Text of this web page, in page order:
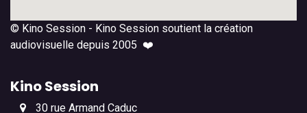
© Kino Session - Kino Session soutient la création
audiovisuelle depuis 2005 ❤️
Kino Session
30 rue Armand Caduc